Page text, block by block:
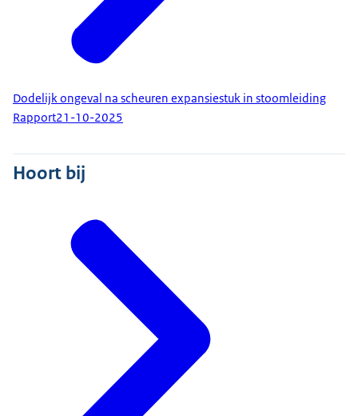
Dodelijk ongeval na scheuren expansiestuk in stoomleiding
Rapport21-10-2025
Hoort bij